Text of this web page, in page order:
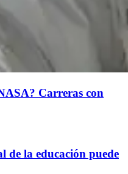
Carreras con
de la educación puede